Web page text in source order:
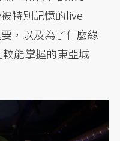
特別記憶的live
，以及為了什麼緣
能掌握的東亞城